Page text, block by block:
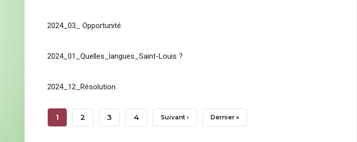
2024_03_ Opportunité
2024_01_Quelles_langues_Saint-Louis ?
2024_12_Résolution
Pagination
Page
1 Page
2 Page
3 Page
4 Page
Suivant › Dernière
Dernier »